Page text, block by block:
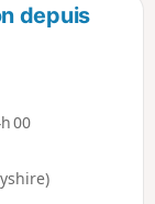
depuis
00